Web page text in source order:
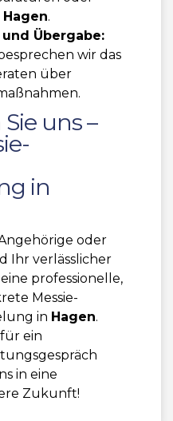
Hagen.
Übergabe:
wir das
über
uns –
in
oder
Ihr verlässlicher
professionelle,
Messie-
in Hagen.
ein
in eine
Zukunft!